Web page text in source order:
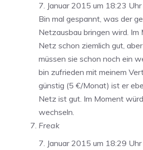
7. Januar 2015 um 18:23 Uhr
Bin mal gespannt, was der
Netzausbau bringen wird. Im
Netz schon ziemlich gut,
müssen sie schon noch ein
bin zufrieden mit meinem
günstig (5 €/Monat) ist er
Netz ist gut. Im Moment
wechseln.
Freak
7. Januar 2015 um 18:29 Uhr